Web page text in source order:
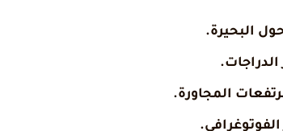
البحيرة.
الدراجات.
المجاورة.